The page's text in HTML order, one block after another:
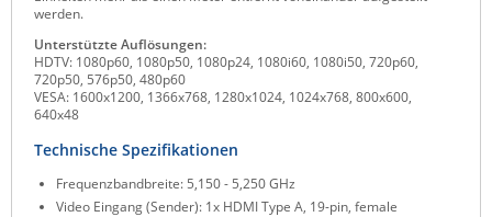
Raritan
Riello UPS
Server Technology
Siretta
SIRIO Antenne
Sunbird
werden.
Unterstützte Auflösungen:
HDTV: 1080p60, 1080p50, 1080p24, 1080i60, 1080i50, 720p60,
720p50, 576p50, 480p60
VESA: 1600x1200, 1366x768, 1280x1024, 1024x768, 800x600,
640x48
Technische Spezifikationen
Frequenzbandbreite: 5,150 - 5,250 GHz
Video Eingang (Sender): 1x HDMI Type A, 19-pin, female